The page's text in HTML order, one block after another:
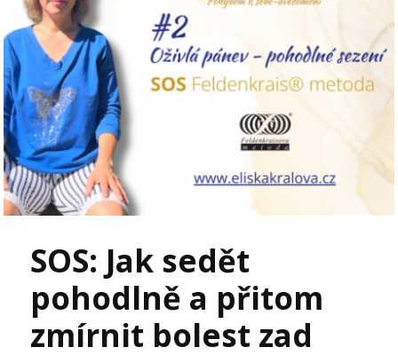
SOS: Jak sedět
pohodlně a přitom
zmírnit bolest zad